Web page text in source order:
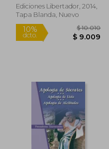
Ediciones Libertador, 2014,
Tapa Blanda, Nuevo